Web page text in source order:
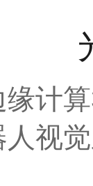
计
视